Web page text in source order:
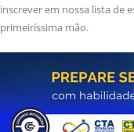
inscrever em nossa lista de
primeiríssima mão.